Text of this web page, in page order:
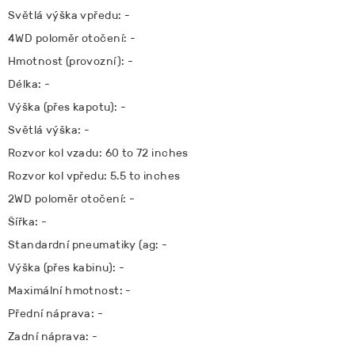
Světlá výška vpředu: -
4WD poloměr otočení: -
Hmotnost (provozní): -
Délka: -
Výška (přes kapotu): -
Světlá výška: -
Rozvor kol vzadu: 60 to 72 inches
Rozvor kol vpředu: 5.5 to inches
2WD poloměr otočení: -
Šířka: -
Standardní pneumatiky (ag: -
Výška (přes kabinu): -
Maximální hmotnost: -
Přední náprava: -
Zadní náprava: -